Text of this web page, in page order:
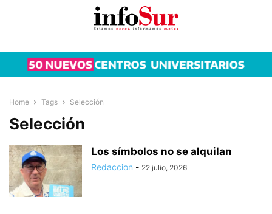
Home Tags Selección
Selección
Los símbolos no se alquilan
Redaccion - 22 julio, 2026